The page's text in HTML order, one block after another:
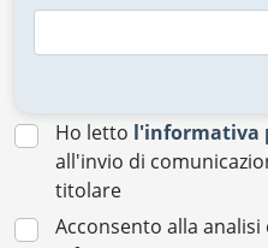
Ho letto l'informativa
all'invio di
titolare
Acconsento alla